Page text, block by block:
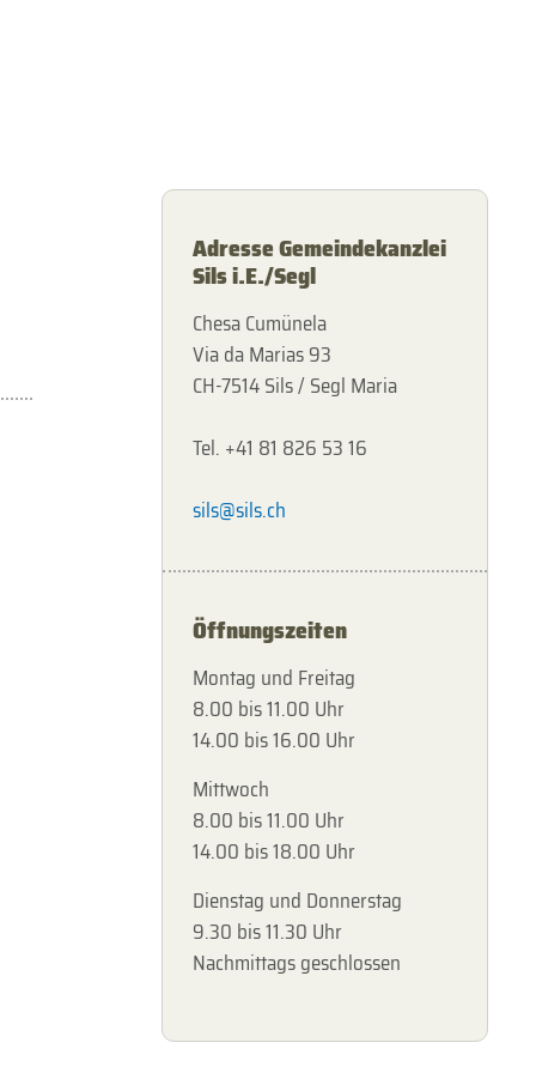
Adresse Gemeindekanzlei
Sils i.E./Segl
Chesa Cumünela
Via da Marias 93
CH-7514 Sils / Segl Maria
Tel. +41 81 826 53 16
sils@sils.ch
Öffnungszeiten
Montag und Freitag
8.00 bis 11.00 Uhr
14.00 bis 16.00 Uhr
Mittwoch
8.00 bis 11.00 Uhr
14.00 bis 18.00 Uhr
Dienstag und Donnerstag
9.30 bis 11.30 Uhr
Nachmittags geschlossen